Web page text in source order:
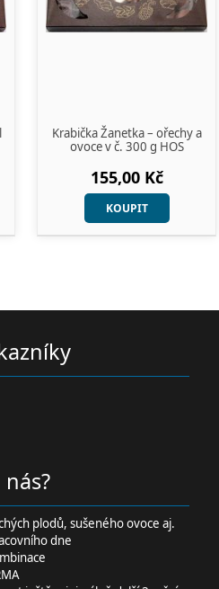
Krabička Žanetka – ořechy a
ovoce v č. 300 g HOS
155,00 Kč
KOUPIT
plodů, sušeného ovoce aj.
dne